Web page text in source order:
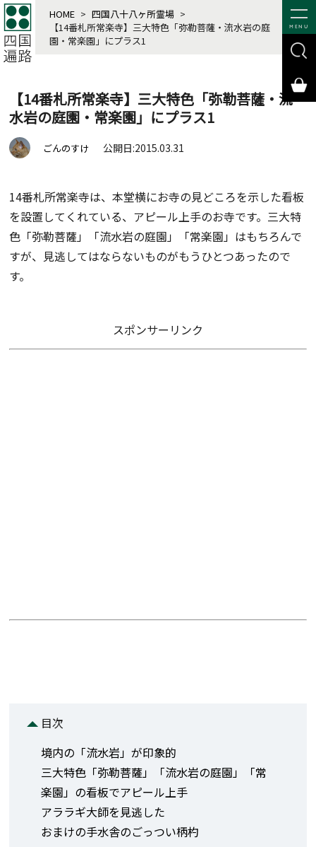
MENU
HOME > 四国八十八ヶ所霊場 >
【14番札所常楽寺】三大特色「弥勒菩薩・流水岩の庭
園・常楽園」にプラス1
【14番札所常楽寺】三大特色「弥勒菩薩・流
水岩の庭園・常楽園」にプラス1
ごんのすけ 公開日:2015.03.31
14番札所常楽寺は、本堂横にお寺の見どころを示した看板
を設置してくれている、アピール上手のお寺です。三大特
色「弥勒菩薩」「流水岩の庭園」「常楽園」はもちろんで
すが、見逃してはならないものがもうひとつあったので
す。
スポンサーリンク
目次
境内の「流水岩」が印象的
三大特色「弥勒菩薩」「流水岩の庭園」「常
楽園」の看板でアピール上手
アララギ大師を見逃した
おまけの手水舎のごっつい柄杓